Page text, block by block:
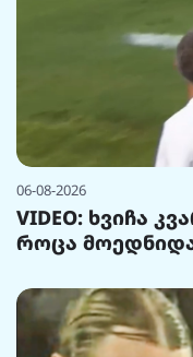
06-08-2026
VIDEO: ხვიჩა
როცა